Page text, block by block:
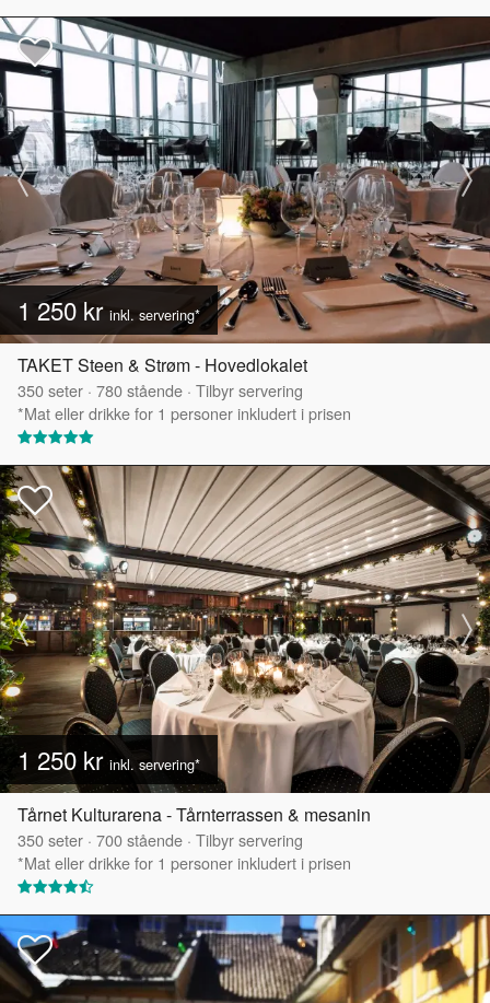
1 250 kr inkl. servering*
TAKET Steen & Strøm - Hovedlokalet
350seter · 780stående · Tilbyr servering
*Mat eller drikke for 1 personer inkludert i prisen
1 250 kr inkl. servering*
Tårnet Kulturarena - Tårnterrassen & mesanin
350seter · 700stående · Tilbyr servering
*Mat eller drikke for 1 personer inkludert i prisen